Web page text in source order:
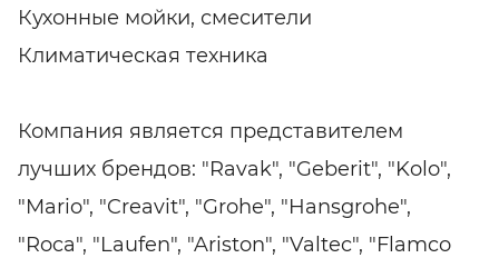
Кухонные мойки, смесители
Климатическая техника
Компания является представителем
лучших брендов: "Ravak", "Geberit", "Kolo",
"Mario", "Creavit", "Grohe", "Hansgrohe",
"Roca", "Laufen", "Ariston", "Valtec", "Flamco